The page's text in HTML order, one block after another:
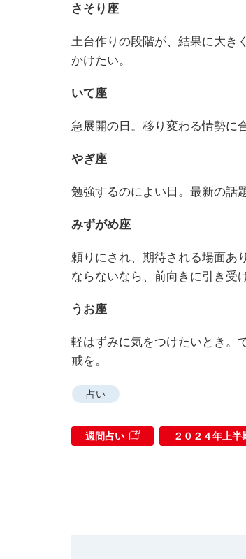
さそり座
土台作りの段階が、結果に大き
かけたい。
いて座
急展開の日。移り変わる情勢に
やぎ座
勉強するのによい日。最新の話
みずがめ座
頼りにされ、期待される場面あ
ならないなら、前向きに引き受
うお座
軽はずみに気をつけたいとき。
戒を。
占い
週間占い ２０２４年上半